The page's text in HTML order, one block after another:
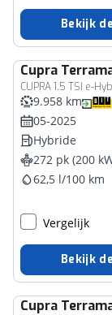
Bekijk
Cupra
CUPRA 1.5 TSI e-
9.958 km
05-2025
Hybride
272 pk (200
62,5 l/100 km
Vergelijk
Bekijk
Cupra